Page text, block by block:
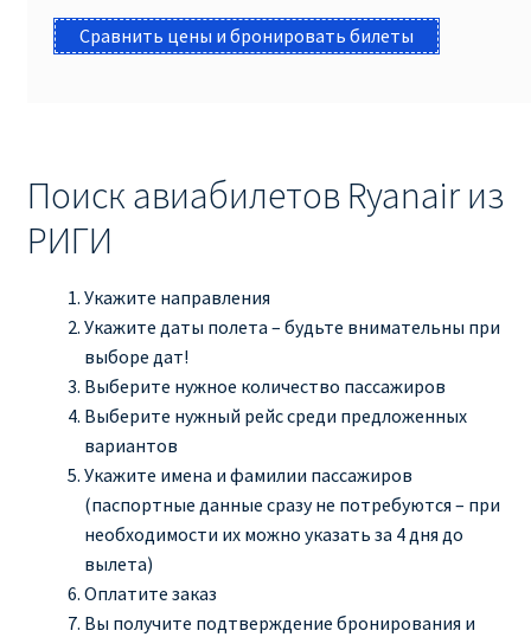
ПРАВИЛА RYANAIR В АЭРОПОРТУ И НА БОРТУ
ПУТЕШЕСТВИЕ С ДЕТЬМИ И МЛАДЕНЦАМИ
РЕЙСАМИ RYANAIR
ПУТЕШЕСТВИЯ РЕЙСАМИ RYANAIR
Информация по бронированию билетов Ryanair
КАК НАЙТИ ДЕШЕВЫЙ БИЛЕТ
Кипр
КУПИТЬ АВИАБИЛЕТЫ ДЕШЕВО
Милан
Сравнить цены и бронировать билеты
Поиск авиабилетов Ryanair из
РИГИ
Укажите направления
Укажите даты полета – будьте внимательны при
выборе дат!
Выберите нужное количество пассажиров
Выберите нужный рейс среди предложенных
вариантов
Укажите имена и фамилии пассажиров
(паспортные данные сразу не потребуются – при
необходимости их можно указать за 4 дня до
вылета)
Оплатите заказ
Вы получите подтверждение бронирования и